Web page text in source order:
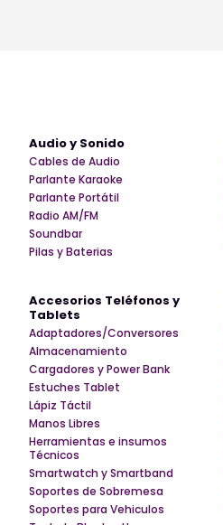
Audio y Sonido
Cables de Audio
Parlante Karaoke
Parlante Portátil
Radio AM/FM
Soundbar
Pilas y Baterias
Accesorios Teléfonos y
Tablets
Adaptadores/Conversores
Almacenamiento
Cargadores y Power Bank
Estuches Tablet
Lápiz Táctil
Manos Libres
Herramientas e insumos
Técnicos
Smartwatch y Smartband
Soportes de Sobremesa
Soportes para Vehiculos